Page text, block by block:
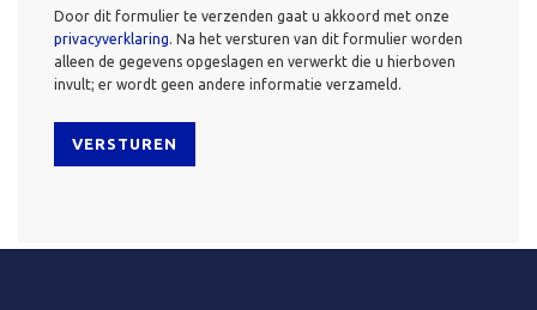
Door dit formulier te verzenden gaat u akkoord met onze
privacyverklaring. Na het versturen van dit formulier worden
alleen de gegevens opgeslagen en verwerkt die u hierboven
invult; er wordt geen andere informatie verzameld.